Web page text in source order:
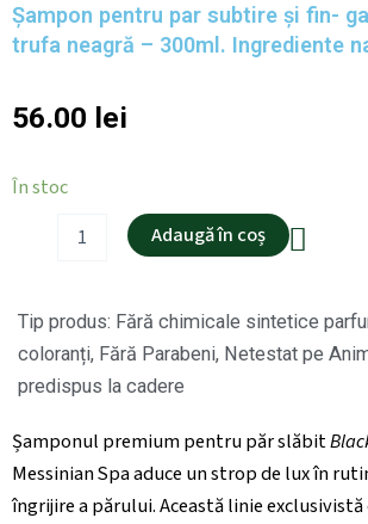
Șampon pentru par subtire și fin-
trufa neagră – 300ml. Ingrediente
56.00 lei
În stoc
Cantitate
fin-
gama
PREMIUM
trufa
-
300ml.
Ingrediente
naturale
Adaugă în coș
Tip produs: Fără chimicale sintetice
coloranți, Fără Parabeni, Netestat pe
predispus la cadere
Șamponul premium pentru păr slăbit
Messinian Spa aduce un strop de lux în
îngrijire a părului. Această linie